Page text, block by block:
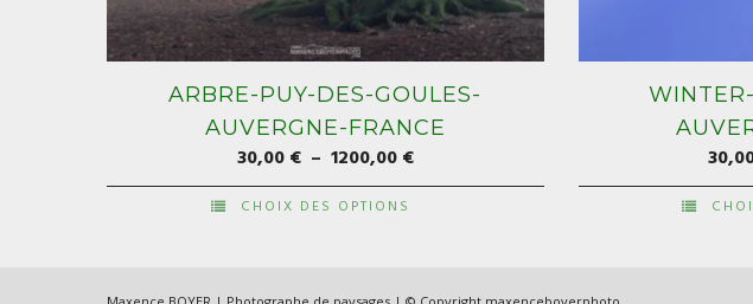
ARBRE-PUY-DES-GOULES-
AUVERGNE-FRANCE
30,00€ – 1200,00€Plage
de
CHOIX DES OPTIONS